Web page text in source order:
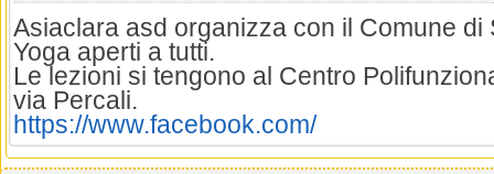
Asiaclara asd organizza con il Comune di
Yoga aperti a tutti.
Le lezioni si tengono al Centro
via Percali.
https://www.facebook.com/